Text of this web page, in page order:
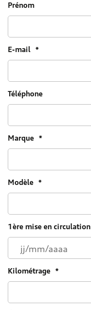
Prénom
E-mail *
Téléphone
Marque *
Modèle *
1ère mise en circulation
Kilométrage *